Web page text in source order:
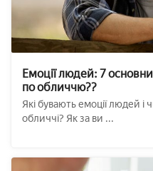
Емоції людей: 7
по обличчю??
Які бувають емоції людей
обличчі? Як за ви ...